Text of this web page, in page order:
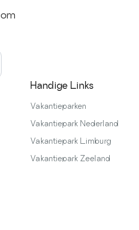
yogalessen of culinaire
dag naar eigen wens met
lekkere maaltijden, zonder tijd
en flexibele
zodat je zorgeloos plant, zelfs
prijzen en voorwaarden weet je
bent.
Handige Links
Vakantieparken
Vakantiepark Nederland
Vakantiepark Limburg
Vakantiepark Zeeland